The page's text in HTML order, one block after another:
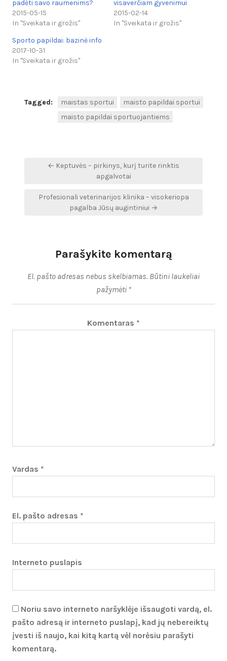
padėti savo raumenims?
2015-05-15
In "Sveikata ir grožis"
visaverčiam gyvenimui
2015-02-14
In "Sveikata ir grožis"
Sporto papildai: bazinė info
2017-10-31
In "Sveikata ir grožis"
Tagged: maistas sportui
maisto papildai sportui
maisto papildai sportuojantiems
Navigacija
← Keptuvės – pirkinys, kurį turite rinktis
apgalvotai
Profesionali veterinarijos klinika – visokeriopa
pagalba Jūsų augintiniui →
Parašykite komentarą
El. pašto adresas nebus skelbiamas. Būtini laukeliai
pažymėti *
Komentaras *
Vardas *
El. pašto adresas *
Interneto puslapis
Noriu savo interneto naršyklėje išsaugoti vardą, el.
pašto adresą ir interneto puslapį, kad jų nebereiktų
įvesti iš naujo, kai kitą kartą vėl norėsiu parašyti
komentarą.